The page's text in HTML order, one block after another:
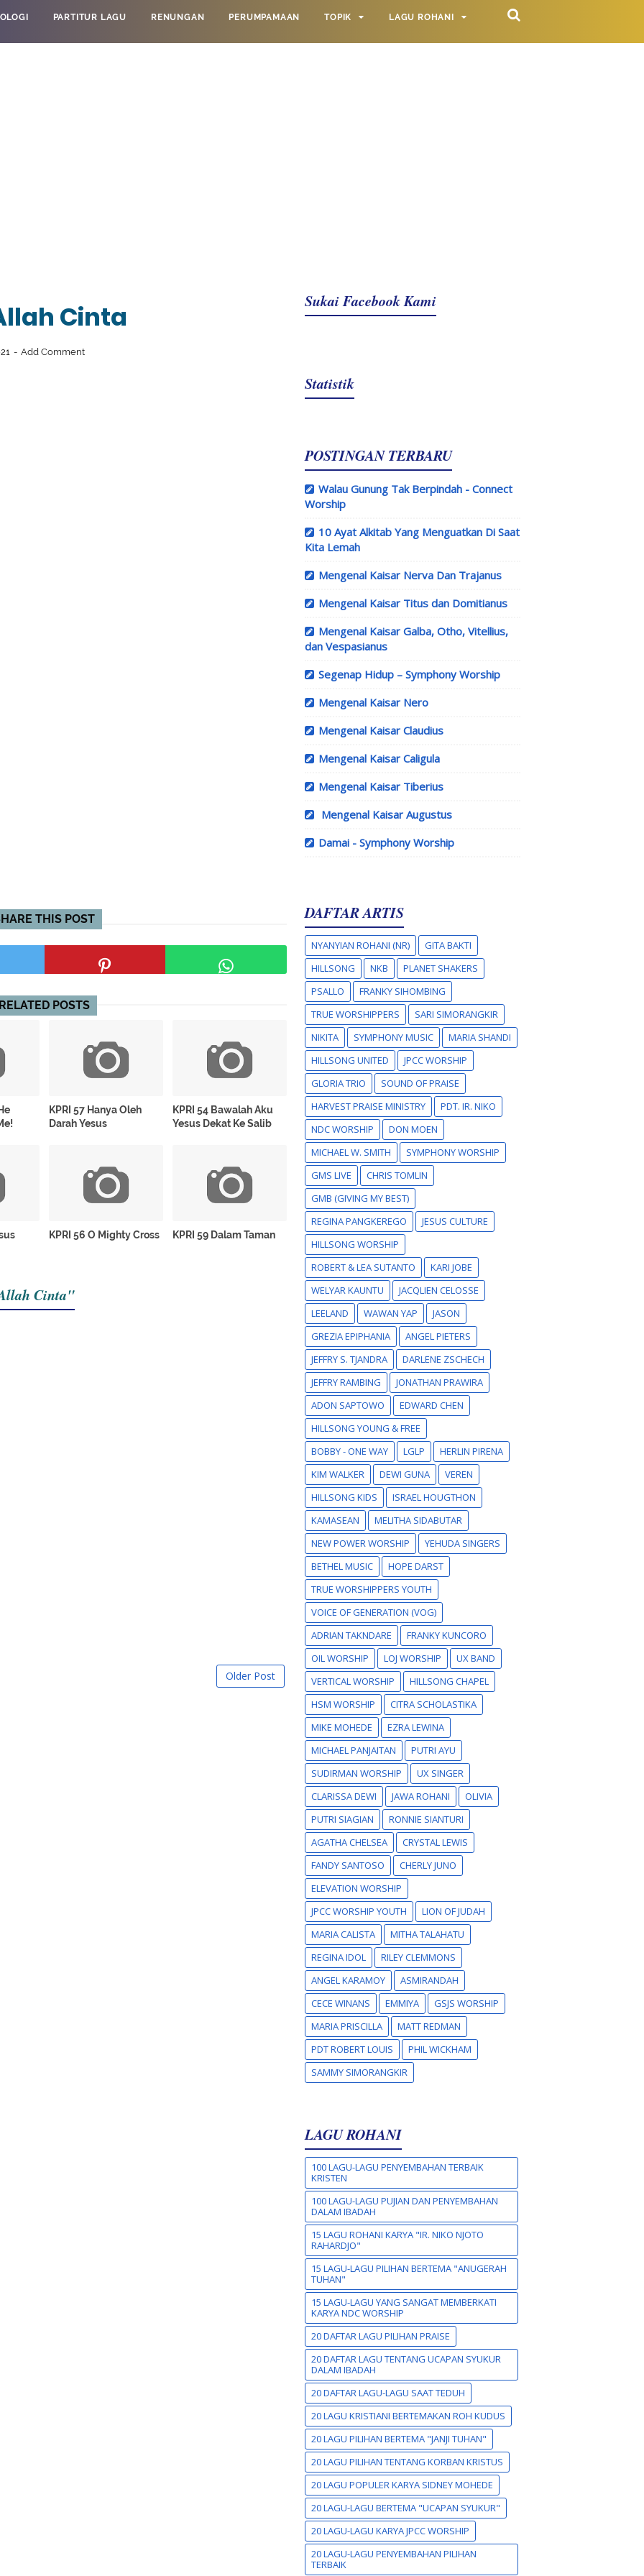
PARTITUR LAGU RENUNGAN PERUMPAMAAN TOPIK LAGU ROHANI
Cinta
Add Comment
THIS POST
RELATED POSTS
KPRI 57 Hanya Oleh
Darah Yesus
KPRI 54 Bawalah Aku
Yesus Dekat Ke Salib
KPRI 56 O Mighty Cross KPRI 59 Dalam Taman
Cinta"
Older Post
Sukai Facebook Kami
Statistik
POSTINGAN TERBARU
Walau Gunung Tak Berpindah - Connect
Worship
10 Ayat Alkitab Yang Menguatkan Di Saat
Kita Lemah
Mengenal Kaisar Nerva Dan Trajanus
Mengenal Kaisar Titus dan Domitianus
Mengenal Kaisar Galba, Otho, Vitellius,
dan Vespasianus
Segenap Hidup – Symphony Worship
Mengenal Kaisar Nero
Mengenal Kaisar Claudius
Mengenal Kaisar Caligula
Mengenal Kaisar Tiberius
Mengenal Kaisar Augustus
Damai - Symphony Worship
DAFTAR ARTIS
NYANYIAN ROHANI (NR)
GITA BAKTI
HILLSONG
NKB
PLANET SHAKERS
PSALLO
FRANKY SIHOMBING
TRUE WORSHIPPERS
SARI SIMORANGKIR
NIKITA
SYMPHONY MUSIC
MARIA SHANDI
HILLSONG UNITED
JPCC WORSHIP
GLORIA TRIO
SOUND OF PRAISE
HARVEST PRAISE MINISTRY
PDT. IR. NIKO
NDC WORSHIP
DON MOEN
MICHAEL W. SMITH
SYMPHONY WORSHIP
GMS LIVE
CHRIS TOMLIN
GMB (GIVING MY BEST)
REGINA PANGKEREGO
JESUS CULTURE
HILLSONG WORSHIP
ROBERT & LEA SUTANTO
KARI JOBE
WELYAR KAUNTU
JACQLIEN CELOSSE
LEELAND
WAWAN YAP
JASON
GREZIA EPIPHANIA
ANGEL PIETERS
JEFFRY S. TJANDRA
DARLENE ZSCHECH
JEFFRY RAMBING
JONATHAN PRAWIRA
ADON SAPTOWO
EDWARD CHEN
HILLSONG YOUNG & FREE
BOBBY - ONE WAY
LGLP
HERLIN PIRENA
KIM WALKER
DEWI GUNA
VEREN
HILLSONG KIDS
ISRAEL HOUGTHON
KAMASEAN
MELITHA SIDABUTAR
NEW POWER WORSHIP
YEHUDA SINGERS
BETHEL MUSIC
HOPE DARST
TRUE WORSHIPPERS YOUTH
VOICE OF GENERATION (VOG)
ADRIAN TAKNDARE
FRANKY KUNCORO
OIL WORSHIP
LOJ WORSHIP
UX BAND
VERTICAL WORSHIP
HILLSONG CHAPEL
HSM WORSHIP
CITRA SCHOLASTIKA
MIKE MOHEDE
EZRA LEWINA
MICHAEL PANJAITAN
PUTRI AYU
SUDIRMAN WORSHIP
UX SINGER
CLARISSA DEWI
JAWA ROHANI
OLIVIA
PUTRI SIAGIAN
RONNIE SIANTURI
AGATHA CHELSEA
CRYSTAL LEWIS
FANDY SANTOSO
CHERLY JUNO
ELEVATION WORSHIP
JPCC WORSHIP YOUTH
LION OF JUDAH
MARIA CALISTA
MITHA TALAHATU
REGINA IDOL
RILEY CLEMMONS
ANGEL KARAMOY
ASMIRANDAH
CECE WINANS
EMMIYA
GSJS WORSHIP
MARIA PRISCILLA
MATT REDMAN
PDT ROBERT LOUIS
PHIL WICKHAM
SAMMY SIMORANGKIR
LAGU ROHANI
100 LAGU-LAGU PENYEMBAHAN TERBAIK
KRISTEN
100 LAGU-LAGU PUJIAN DAN PENYEMBAHAN
DALAM IBADAH
15 LAGU ROHANI KARYA "IR. NIKO NJOTO
RAHARDJO"
15 LAGU-LAGU PILIHAN BERTEMA "ANUGERAH
TUHAN"
15 LAGU-LAGU YANG SANGAT MEMBERKATI
KARYA NDC WORSHIP
20 DAFTAR LAGU PILIHAN PRAISE
20 DAFTAR LAGU TENTANG UCAPAN SYUKUR
DALAM IBADAH
20 DAFTAR LAGU-LAGU SAAT TEDUH
20 LAGU KRISTIANI BERTEMAKAN ROH KUDUS
20 LAGU PILIHAN BERTEMA "JANJI TUHAN"
20 LAGU PILIHAN TENTANG KORBAN KRISTUS
20 LAGU POPULER KARYA SIDNEY MOHEDE
20 LAGU-LAGU BERTEMA "UCAPAN SYUKUR"
20 LAGU-LAGU KARYA JPCC WORSHIP
20 LAGU-LAGU PENYEMBAHAN PILIHAN
TERBAIK